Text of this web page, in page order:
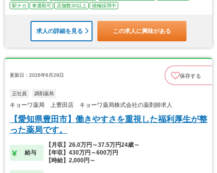
駅チカ
車通勤可 店舗数30以上 積極採用中
求人の詳細を見る この求人に興味がある
更新日：2026年6月29日 保存する
正社員 調剤薬局
キョーワ薬局 上豊田店 キョーワ薬局株式会社の薬剤師求人
【愛知県豊田市】働きやすさを重視した福利厚生が整
った薬局です。
給与
【月収】26.0万円～37.5万円24歳～
【年収】430万円～600万円
【時給】2,000円～